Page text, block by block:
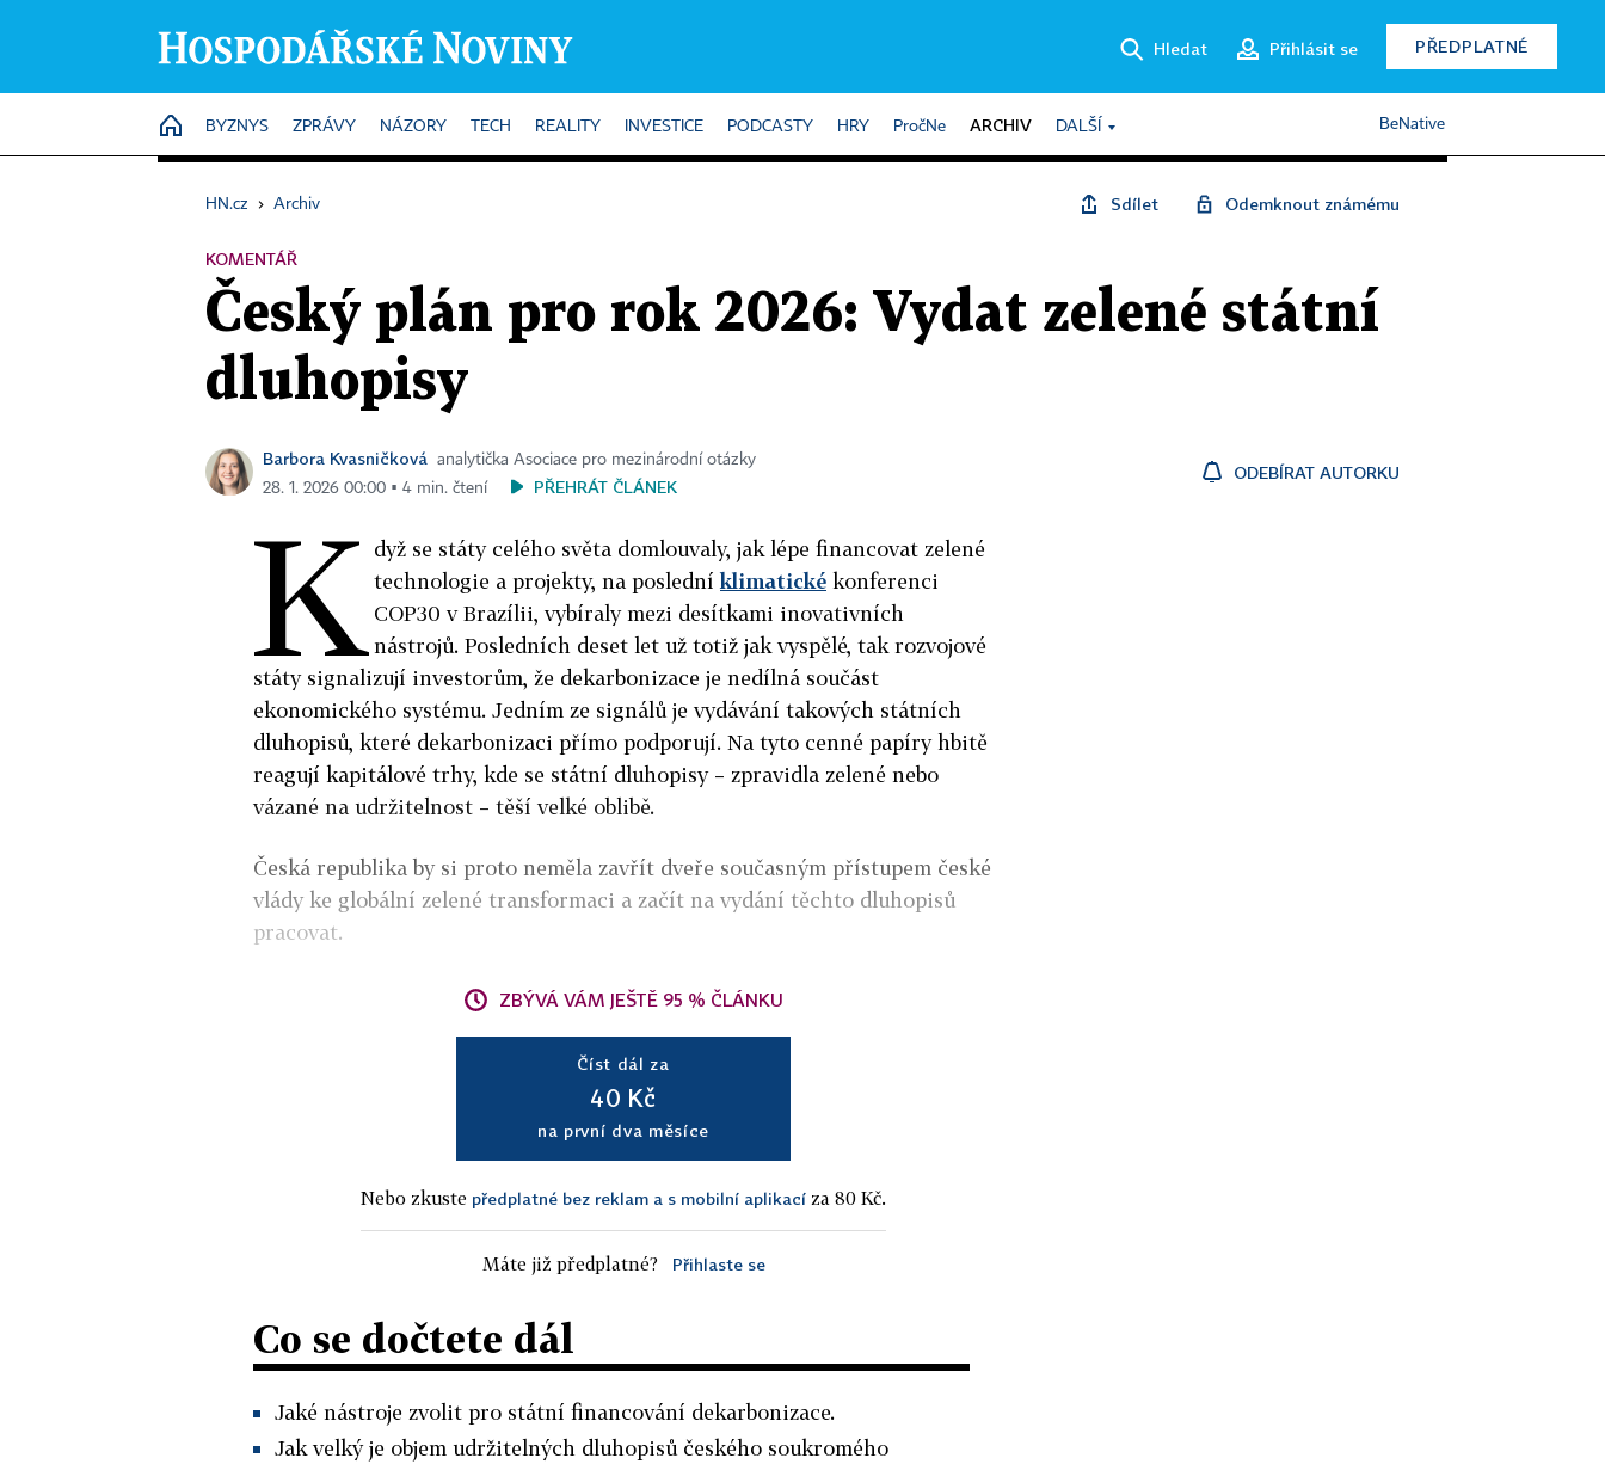
Hledat Přihlásit se PŘEDPLATNÉ
HOME
BYZNYS ZPRÁVY NÁZORY TECH REALITY INVESTICE PODCASTY HRY PročNe ARCHIV DALŠÍ BeNative
HN.cz › Archiv Sdílet Odemknout známému
KOMENTÁŘ
Český plán pro rok 2026: Vydat zelené státní
dluhopisy
Barbora Kvasničková
analytička Asociace pro mezinárodní otázky
28. 1. 2026 00:00 ▪ 4 min. čtení
PŘEHRÁT ČLÁNEK
ODEBÍRAT AUTORKU
K dyž se státy celého světa domlouvaly, jak lépe financovat zelené
technologie a projekty, na posledníklimatické konferenci
COP30 v Brazílii, vybíraly mezi desítkami inovativních
nástrojů. Posledních deset let už totiž jak vyspělé, tak rozvojové
státy signalizují investorům, že dekarbonizace je nedílná součást
ekonomického systému. Jedním ze signálů je vydávání takových státních
dluhopisů, které dekarbonizaci přímo podporují. Na tyto cenné papíry hbitě
reagují kapitálové trhy, kde se státní dluhopisy – zpravidla zelené nebo
vázané na udržitelnost – těší velké oblibě.
Česká republika by si proto neměla zavřít dveře současným přístupem české
vlády ke globální zelené transformaci a začít na vydání těchto dluhopisů
pracovat.
ZBÝVÁ VÁM JEŠTĚ 95 % ČLÁNKU
Číst dál za
40 Kč
na první dva měsíce
Nebo zkuste předplatné bez reklam a s mobilní aplikací za 80 Kč.
Máte již předplatné? Přihlaste se
Co se dočtete dál
Jaké nástroje zvolit pro státní financování dekarbonizace.
Jak velký je objem udržitelných dluhopisů českého soukromého